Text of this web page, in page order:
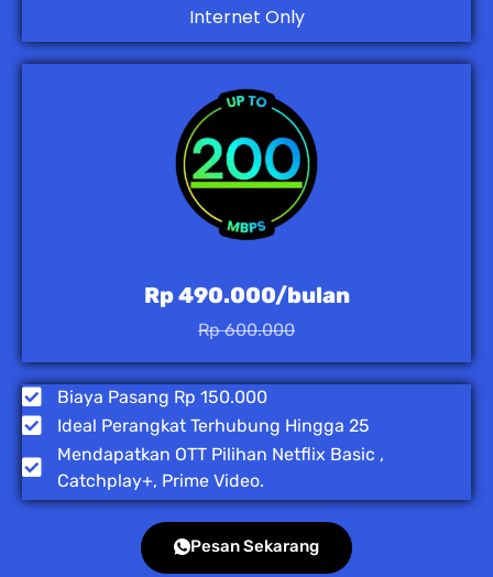
Internet Only
Rp 490.000/bulan
Rp 600.000
Biaya Pasang Rp 150.000
Ideal Perangkat Terhubung Hingga 25
Mendapatkan OTT Pilihan Netflix Basic ,
Catchplay+, Prime Video.
Pesan Sekarang